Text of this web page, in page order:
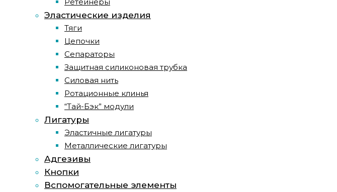
Эластические изделия
Тяги
Цепочки
Сепараторы
Защитная силиконовая трубка
Силовая нить
Ротационные клинья
“Тай-Бэк” модули
Лигатуры
Эластичные лигатуры
Металлические лигатуры
Адгезивы
Кнопки
Вспомогательные элементы